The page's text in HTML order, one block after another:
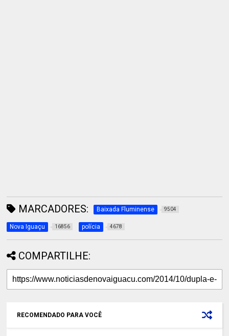
MARCADORES: Baixada Fluminense 9504
Nova Iguaçu 16856 polícia 4678
COMPARTILHE:
RECOMENDADO PARA VOCÊ